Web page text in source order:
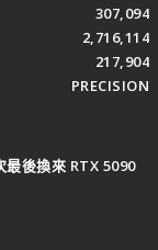
307,094
2,716,114
217,904
PRECISION
最後換來 RTX 5090